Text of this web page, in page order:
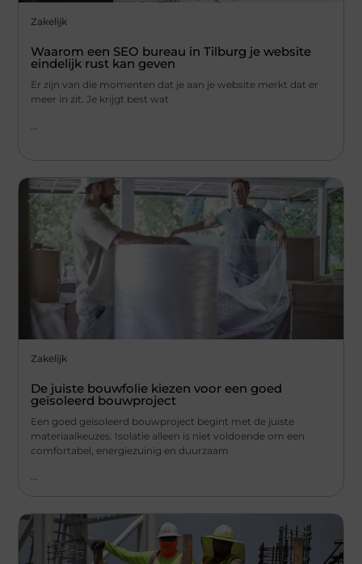
Zakelijk
Waarom een SEO bureau in Tilburg je website
eindelijk rust kan geven
Er zijn van die momenten dat je aan je website merkt dat er
meer in zit. Je krijgt best wat
Zakelijk
De juiste bouwfolie kiezen voor een goed
geïsoleerd bouwproject
Een goed geïsoleerd bouwproject begint met de juiste
materiaalkeuzes. Isolatie alleen is niet voldoende om een
comfortabel, energiezuinig en duurzaam
...